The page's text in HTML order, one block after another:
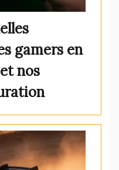
gamers en
nos